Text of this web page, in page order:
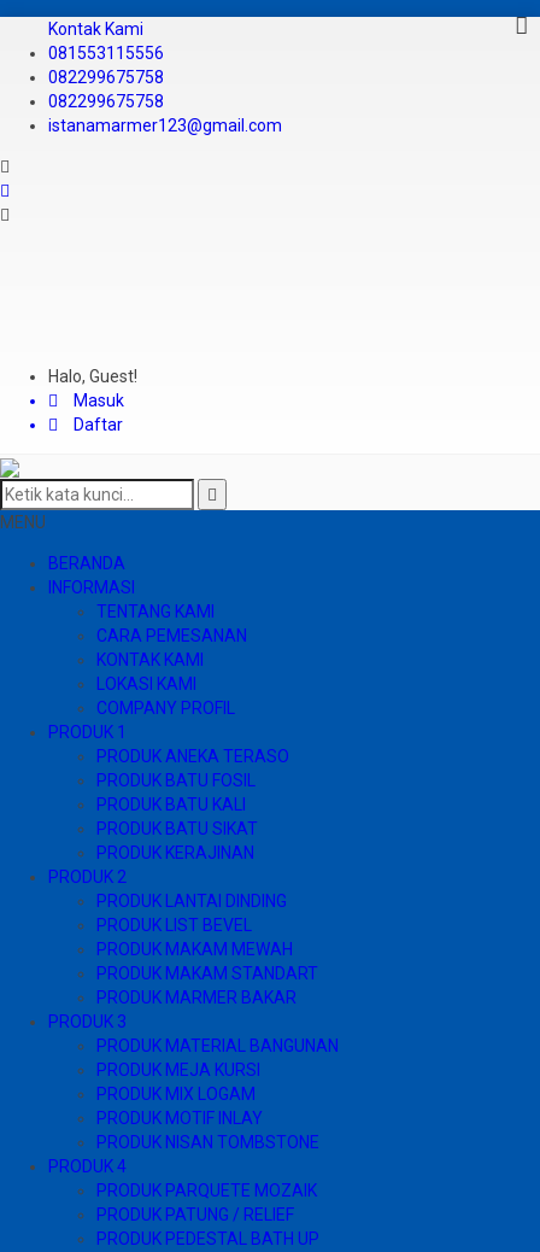
Kontak Kami
081553115556
082299675758
082299675758
istanamarmer123@gmail.com
Halo, Guest!
Masuk
Daftar
MENU
BERANDA
INFORMASI
TENTANG KAMI
CARA PEMESANAN
KONTAK KAMI
LOKASI KAMI
COMPANY PROFIL
PRODUK 1
PRODUK ANEKA TERASO
PRODUK BATU FOSIL
PRODUK BATU KALI
PRODUK BATU SIKAT
PRODUK KERAJINAN
PRODUK 2
PRODUK LANTAI DINDING
PRODUK LIST BEVEL
PRODUK MAKAM MEWAH
PRODUK MAKAM STANDART
PRODUK MARMER BAKAR
PRODUK 3
PRODUK MATERIAL BANGUNAN
PRODUK MEJA KURSI
PRODUK MIX LOGAM
PRODUK MOTIF INLAY
PRODUK NISAN TOMBSTONE
PRODUK 4
PRODUK PARQUETE MOZAIK
PRODUK PATUNG / RELIEF
PRODUK PEDESTAL BATH UP